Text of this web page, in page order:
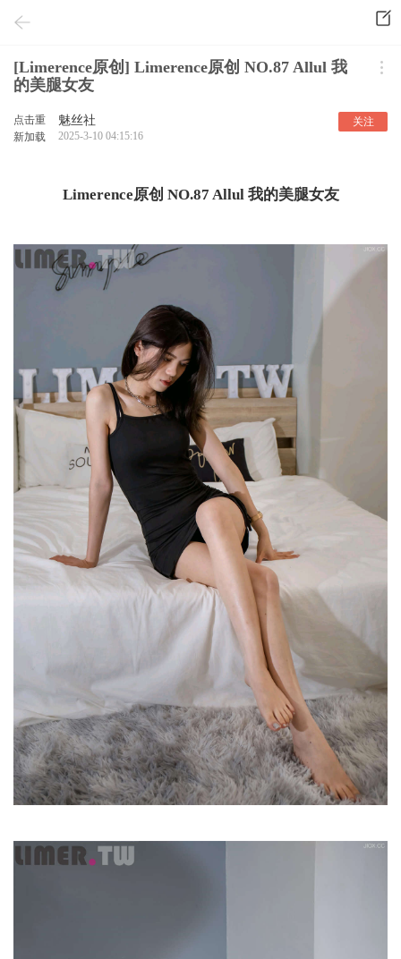
[Limerence原创] Limerence原创 NO.87 Allul 我
的美腿女友
点击重
新加载
魅丝社
2025-3-10 04:15:16
关注
Limerence原创 NO.87 Allul 我的美腿女友